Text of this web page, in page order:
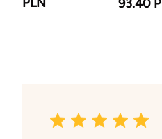
PLN
93.40